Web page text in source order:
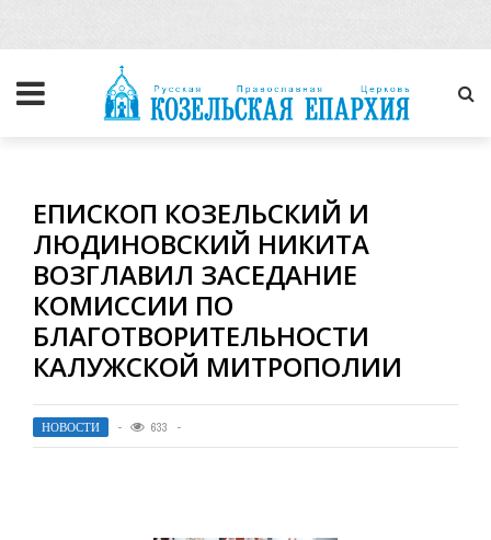
ЕПИСКОП КОЗЕЛЬСКИЙ И
ЛЮДИНОВСКИЙ НИКИТА
ВОЗГЛАВИЛ ЗАСЕДАНИЕ
КОМИССИИ ПО
БЛАГОТВОРИТЕЛЬНОСТИ
КАЛУЖСКОЙ МИТРОПОЛИИ
НОВОСТИ 633